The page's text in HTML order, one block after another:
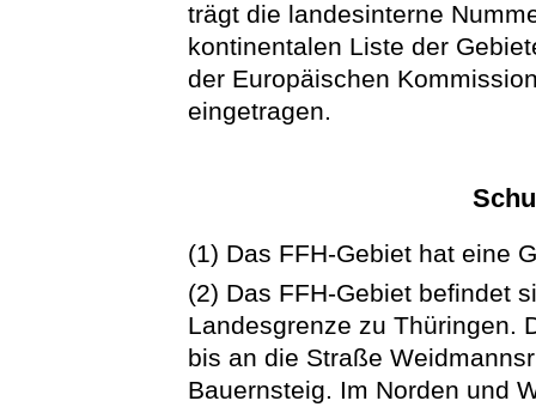
trägt die landesinterne
kontinentalen Liste der
der Europäischen
eingetragen.
(1) Das FFH-Gebiet hat eine
(2) Das FFH-Gebiet befindet
Landesgrenze zu Thüringen.
bis an die Straße
Bauernsteig. Im Norden und